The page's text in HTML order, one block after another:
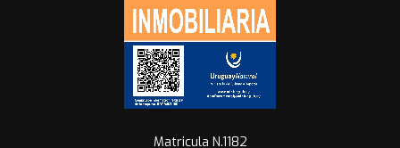
Matricula N.1182